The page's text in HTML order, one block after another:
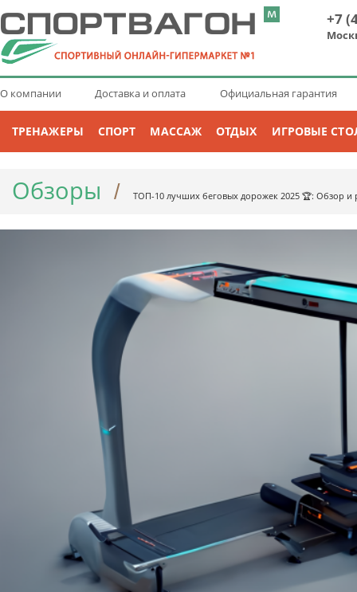
+7
О компании Доставка и оплата Официальная гарантия
ТРЕНАЖЕРЫ СПОРТ МАССАЖ ОТДЫХ ИГРОВЫЕ
Обзоры / ТОП-10 лучших беговых дорожек 2025 🏆: Обзор и